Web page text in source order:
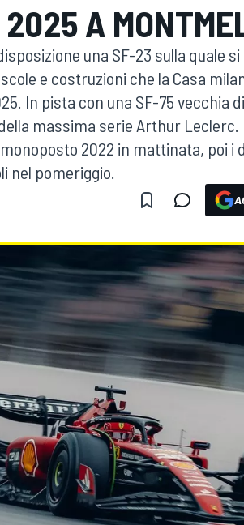
WEC
2025 A
una SF-23 sulla quale
e costruzioni che la Casa
In pista con una SF-75 vecchia
massima serie Arthur Leclerc.
2022 in mattinata, poi i
nel pomeriggio.